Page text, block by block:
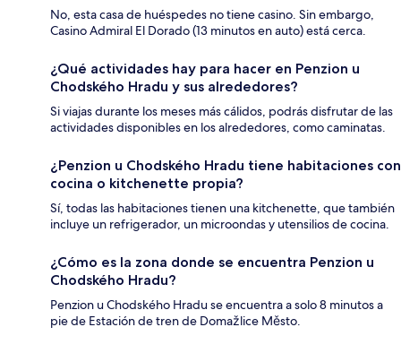
No, esta casa de huéspedes no tiene casino. Sin embargo,
Casino Admiral El Dorado (13 minutos en auto) está cerca.
¿Qué actividades hay para hacer en Penzion u
Chodského Hradu y sus alrededores?
Si viajas durante los meses más cálidos, podrás disfrutar de las
actividades disponibles en los alrededores, como caminatas.
¿Penzion u Chodského Hradu tiene habitaciones con
cocina o kitchenette propia?
Sí, todas las habitaciones tienen una kitchenette, que también
incluye un refrigerador, un microondas y utensilios de cocina.
¿Cómo es la zona donde se encuentra Penzion u
Chodského Hradu?
Penzion u Chodského Hradu se encuentra a solo 8 minutos a
pie de Estación de tren de Domažlice Město.